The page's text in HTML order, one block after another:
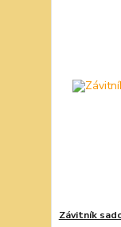
Závitník